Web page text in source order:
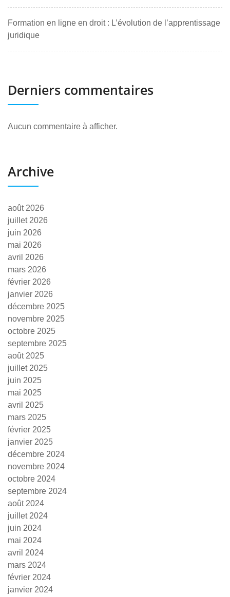
Formation en ligne en droit : L’évolution de l’apprentissage
juridique
Derniers commentaires
Aucun commentaire à afficher.
Archive
août 2026
juillet 2026
juin 2026
mai 2026
avril 2026
mars 2026
février 2026
janvier 2026
décembre 2025
novembre 2025
octobre 2025
septembre 2025
août 2025
juillet 2025
juin 2025
mai 2025
avril 2025
mars 2025
février 2025
janvier 2025
décembre 2024
novembre 2024
octobre 2024
septembre 2024
août 2024
juillet 2024
juin 2024
mai 2024
avril 2024
mars 2024
février 2024
janvier 2024